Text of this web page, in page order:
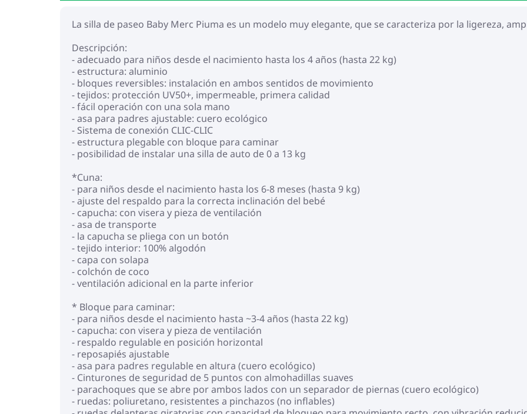
La silla de paseo Baby Merc Piuma es un modelo muy elegante, que se caracteriza por la ligereza,
Descripción:
- adecuado para niños desde el nacimiento hasta los 4 años (hasta 22 kg)
- estructura: aluminio
- bloques reversibles: instalación en ambos sentidos de movimiento
- tejidos: protección UV50+, impermeable, primera calidad
- fácil operación con una sola mano
- asa para padres ajustable: cuero ecológico
- Sistema de conexión CLIC-CLIC
- estructura plegable con bloque para caminar
- posibilidad de instalar una silla de auto de 0 a 13 kg
*Cuna:
- para niños desde el nacimiento hasta los 6-8 meses (hasta 9 kg)
- ajuste del respaldo para la correcta inclinación del bebé
- capucha: con visera y pieza de ventilación
- asa de transporte
- la capucha se pliega con un botón
- tejido interior: 100% algodón
- capa con solapa
- colchón de coco
- ventilación adicional en la parte inferior
* Bloque para caminar:
- para niños desde el nacimiento hasta ~3-4 años (hasta 22 kg)
- capucha: con visera y pieza de ventilación
- respaldo regulable en posición horizontal
- reposapiés ajustable
- asa para padres regulable en altura (cuero ecológico)
- Cinturones de seguridad de 5 puntos con almohadillas suaves
- parachoques que se abre por ambos lados con un separador de piernas (cuero ecológico)
- ruedas: poliuretano, resistentes a pinchazos (no inflables)